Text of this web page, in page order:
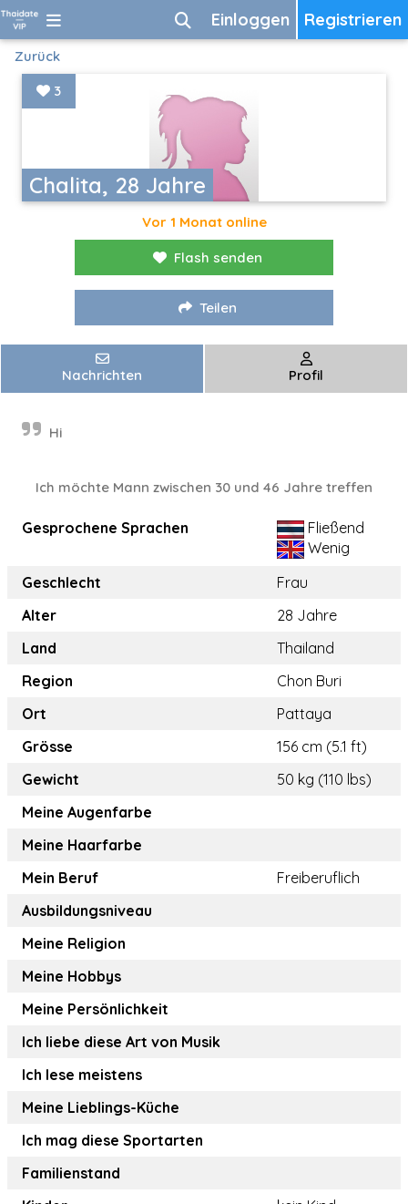
Registrieren
Einloggen
Zurück
Chalita, 28 Jahre
3
Vor 1 Monat online
Flash senden
Teilen
Nachrichten Profil
Hi
Ich möchte Mann zwischen 30 und 46 Jahre treffen
Gesprochene Sprachen
Fließend
Wenig
Geschlecht
Frau
Alter
28 Jahre
Land
Thailand
Region
Chon Buri
Ort
Pattaya
Grösse
156 cm (5.1 ft)
Gewicht
50 kg (110 lbs)
Meine Augenfarbe
Meine Haarfarbe
Mein Beruf
Freiberuflich
Ausbildungsniveau
Meine Religion
Meine Hobbys
Meine Persönlichkeit
Ich liebe diese Art von Musik
Ich lese meistens
Meine Lieblings-Küche
Ich mag diese Sportarten
Familienstand